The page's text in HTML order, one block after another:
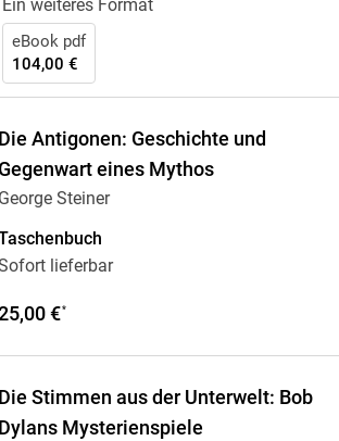
Ein weiteres Format
eBook pdf
104,00 €
Die Antigonen: Geschichte und
Gegenwart eines Mythos
George Steiner
lieferbar
€*
Die Stimmen aus der Unterwelt: Bob
Dylans Mysterienspiele